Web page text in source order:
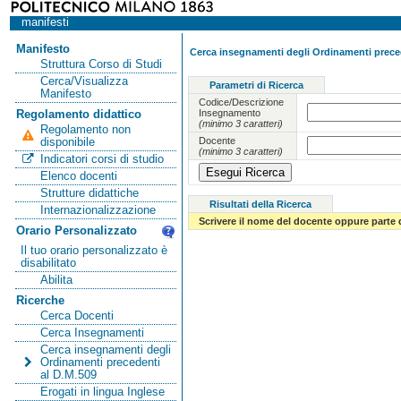
manifesti
Manifesto
Struttura Corso di Studi
Cerca/Visualizza
Manifesto
Regolamento didattico
Regolamento non
disponibile
Indicatori corsi di studio
Elenco docenti
Strutture didattiche
Internazionalizzazione
Orario Personalizzato
Il tuo orario personalizzato è
disabilitato
Abilita
Ricerche
Cerca Docenti
Cerca Insegnamenti
Cerca insegnamenti degli
Ordinamenti precedenti
al D.M.509
Erogati in lingua Inglese
Cerca insegnamenti degli Ordinamenti
Parametri di Ricerca
Codice/Descrizione
Insegnamento
(minimo 3 caratteri)
Docente
(minimo 3 caratteri)
Risultati della Ricerca
Scrivere il nome del docente oppure